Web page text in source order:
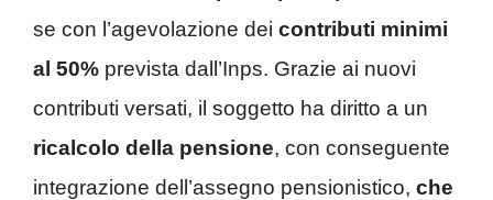
se con l’agevolazione dei contributi minimi
al 50% prevista dall’Inps. Grazie ai nuovi
contributi versati, il soggetto ha diritto a un
ricalcolo della pensione, con conseguente
integrazione dell’assegno pensionistico, che